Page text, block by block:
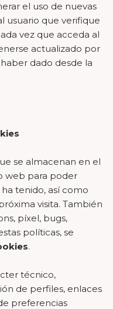
el uso de nuevas
usuario que verifique
vez que acceda al
actualizado por
dado desde la
se almacenan en el
web para poder
tenido, así como
visita. También
píxel, bugs,
políticas, se
.
técnico,
de perfiles, enlaces
preferencias